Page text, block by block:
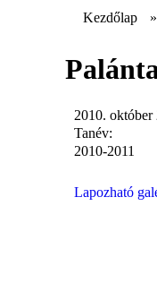
Kezdőlap »
2010. október
Tanév:
2010-2011
Lapozható